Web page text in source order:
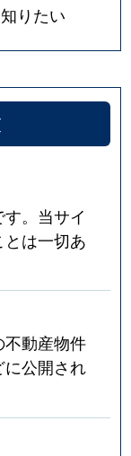
りたい
。当サイ
とは一切あ
動産物件
公開され